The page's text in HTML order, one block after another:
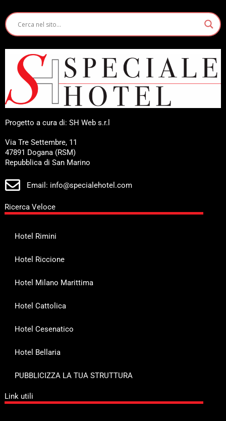
Progetto a cura di: SH Web s.r.l
Via Tre Settembre, 11
47891 Dogana (RSM)
Repubblica di San Marino
Email: info@specialehotel.com
Ricerca Veloce
Hotel Rimini
Hotel Riccione
Hotel Milano Marittima
Hotel Cattolica
Hotel Cesenatico
Hotel Bellaria
PUBBLICIZZA LA TUA STRUTTURA
Link utili